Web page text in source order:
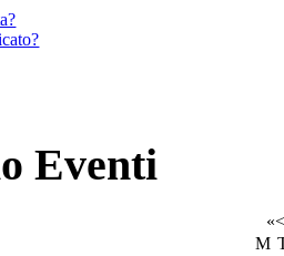
Eventi
«<
M